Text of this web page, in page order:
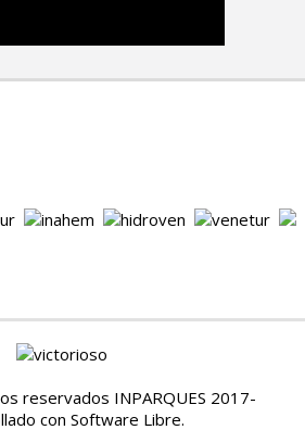
reservados INPARQUES 2017-
con Software Libre.